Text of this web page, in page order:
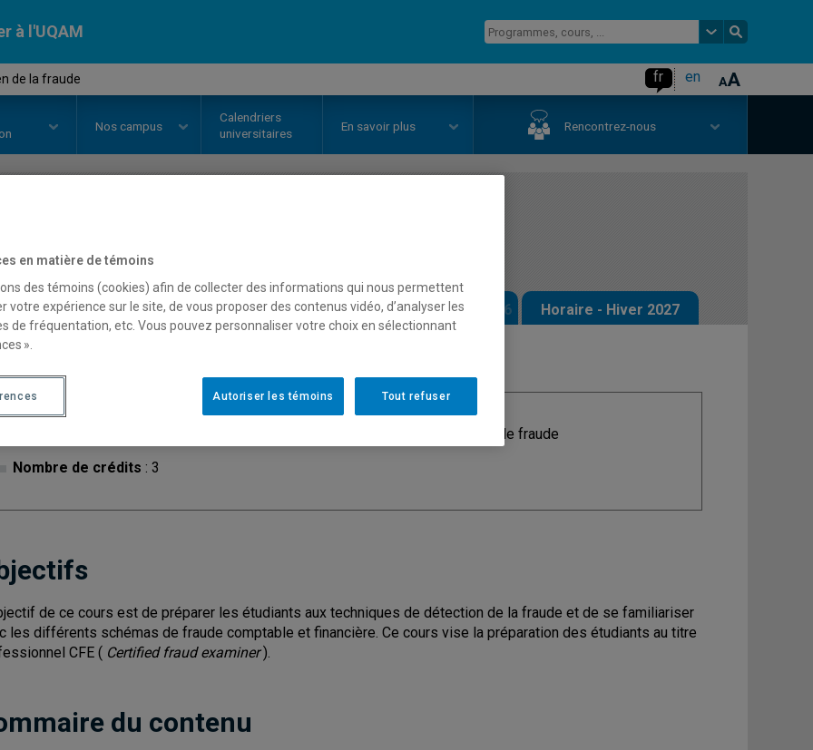
à l'UQAM
de la fraude fr en
Nos campus
Calendriers
universitaires
En savoir plus Rencontrez-nous
Description Horaire - Été 2026 Horaire - Automne 2026 Horaire - Hiver 2027
Nombre de crédits : 3
: Détection de fraude
de ce cours est de préparer les étudiants aux techniques de détection de la fraude et de se familiariser
les différents schémas de fraude comptable et financière. Ce cours vise la préparation des étudiants au titre
CFE ( Certified fraud examiner).
du contenu
en matière de témoins
des témoins (cookies) afin de collecter des informations qui nous permettent
votre expérience sur le site, de vous proposer des contenus vidéo, d’analyser les
de fréquentation, etc. Vous pouvez personnaliser votre choix en sélectionnant
».
Tout refuser
Autoriser les témoins